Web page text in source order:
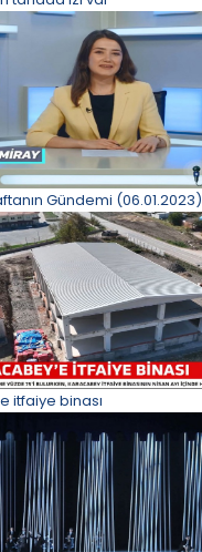
Gündemi (06.01.2023)
itfaiye binası